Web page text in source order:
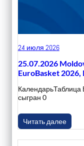
24 июля 2026
25.07.2026
EuroBasket 2026,
КалендарьТаблица
сыгран 0
Читать далее